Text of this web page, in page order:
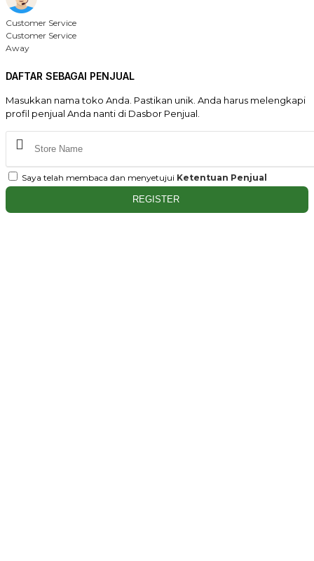
Customer Service
Customer Service
Away
DAFTAR SEBAGAI PENJUAL
Masukkan nama toko Anda. Pastikan unik. Anda harus melengkapi
profil penjual Anda nanti di Dasbor Penjual.
Saya telah membaca dan menyetujui Ketentuan Penjual
REGISTER